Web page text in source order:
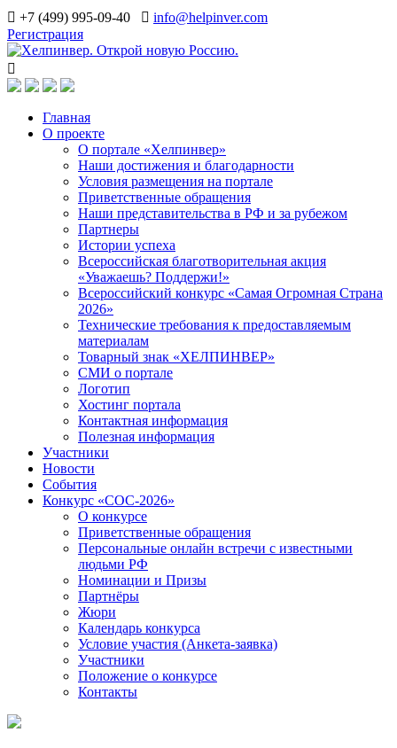
+7 (499) 995-09-40
info@helpinver.com
Регистрация
Главная
О проекте
О портале «Хелпинвер»
Наши достижения и благодарности
Условия размещения на портале
Приветственные обращения
Наши представительства в РФ и за рубежом
Партнеры
Истории успеха
Всероссийская благотворительная акция
«Уважаешь? Поддержи!»
Всероссийский конкурс «Самая Огромная Страна
2026»
Технические требования к предоставляемым
материалам
Товарный знак «ХЕЛПИНВЕР»
СМИ о портале
Логотип
Хостинг портала
Контактная информация
Полезная информация
Участники
Новости
События
Конкурс «СОС-2026»
О конкурсе
Приветственные обращения
Персональные онлайн встречи с известными
людьми РФ
Номинации и Призы
Партнёры
Жюри
Календарь конкурса
Условие участия (Анкета-заявка)
Участники
Положение о конкурсе
Контакты